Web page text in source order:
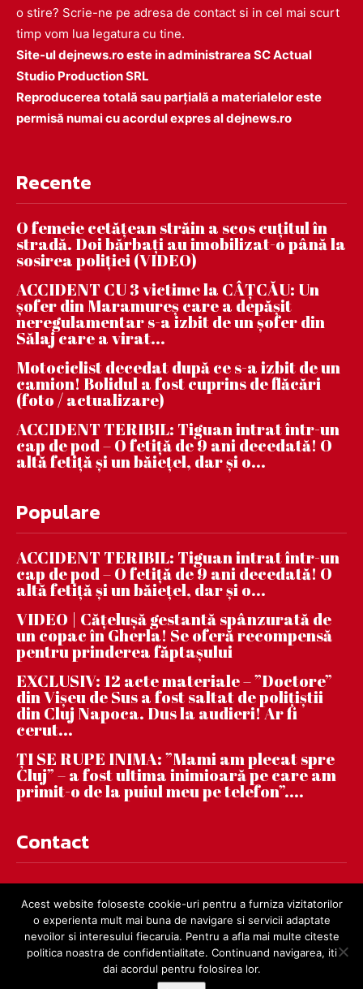
o stire? Scrie-ne pe adresa de contact si in cel mai scurt
timp vom lua legatura cu tine.
Site-ul dejnews.ro este in administrarea SC Actual
Studio Production SRL
Reproducerea totală sau parțială a materialelor este
permisă numai cu acordul expres al dejnews.ro
Recente
O femeie cetățean străin a scos cuțitul în
stradă. Doi bărbați au imobilizat-o până la
sosirea poliției (VIDEO)
ACCIDENT CU 3 victime la CÂȚCĂU: Un
șofer din Maramureș care a depășit
neregulamentar s-a izbit de un șofer din
Sălaj care a virat...
Motociclist decedat după ce s-a izbit de un
camion! Bolidul a fost cuprins de flăcări
(foto / actualizare)
ACCIDENT TERIBIL: Tiguan intrat într-un
cap de pod – O fetiță de 9 ani decedată! O
altă fetiță și un băiețel, dar și o...
Populare
ACCIDENT TERIBIL: Tiguan intrat într-un
cap de pod – O fetiță de 9 ani decedată! O
altă fetiță și un băiețel, dar și o...
VIDEO | Căţeluşă gestantă spânzurată de
un copac în Gherla! Se oferă recompensă
pentru prinderea făptaşului
EXCLUSIV: 12 acte materiale – ”Doctore”
din Vișeu de Sus a fost saltat de polițiștii
din Cluj Napoca. Dus la audieri! Ar fi
cerut...
ȚI SE RUPE INIMA: ”Mami am plecat spre
Cluj” – a fost ultima inimioară pe care am
primit-o de la puiul meu pe telefon”....
Contact
Acest website foloseste cookie-uri pentru a furniza vizitatorilor
o experienta mult mai buna de navigare si servicii adaptate
nevoilor si interesului fiecaruia. Pentru a afla mai multe citeste
politica noastra de confidentialitate. Continuand navigarea, iti
dai acordul pentru folosirea lor.